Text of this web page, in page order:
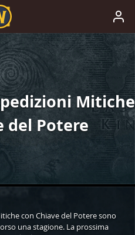
Mitiche
del Potere
con Chiave del Potere sono
una stagione. La prossima